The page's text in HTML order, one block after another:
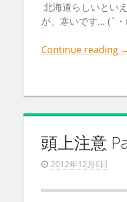
北海道らしいとい
が、寒いです… (´
Continue reading
頭上注意
2012年12月6日